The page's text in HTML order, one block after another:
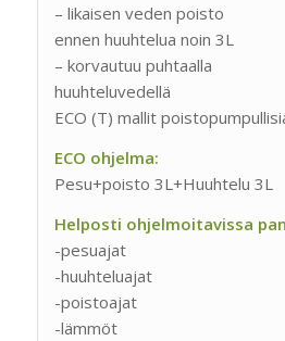
– likaisen veden poisto
ennen huuhtelua noin 3L
– korvautuu puhtaalla
huuhteluvedellä
ECO (T) mallit
ECO ohjelma:
Pesu+poisto 3L+Huuhtelu 3L
Helposti ohjelmoitavissa
-pesuajat
-huuhteluajat
-poistoajat
-lämmöt